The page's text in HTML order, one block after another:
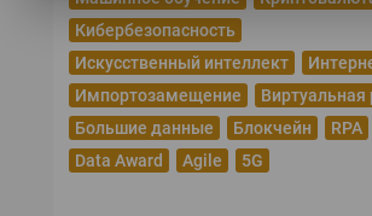
Кибербезопасность
Искусственный интеллект
Импортозамещение
Виртуальная
Большие данные
Блокчейн
RPA
Data Award
Agile 5G